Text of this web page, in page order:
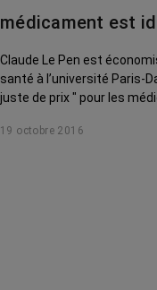
médicament est
Claude Le Pen est
santé à l’université Paris-
juste de prix " pour les
19 octobre 2016